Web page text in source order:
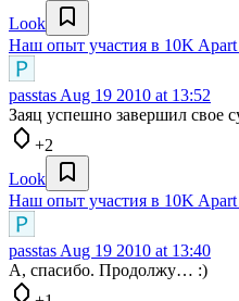
Look
Наш опыт участия в 10K
passtas Aug 19 2010 at 13:52
Заяц успешно завершил свое
+2
Look
Наш опыт участия в 10K
passtas Aug 19 2010 at 13:40
А, спасибо. Продолжу… :)